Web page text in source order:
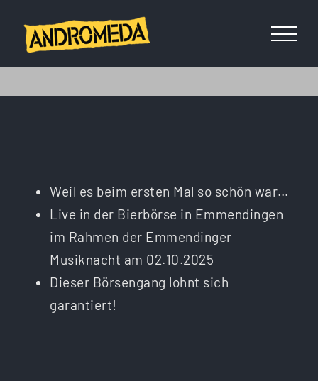
Inhalt
springen
Weil es beim ersten Mal so schön war…
Live in der Bierbörse in Emmendingen
im Rahmen der Emmendinger
Musiknacht am 02.10.2025
Dieser Börsengang lohnt sich
garantiert!